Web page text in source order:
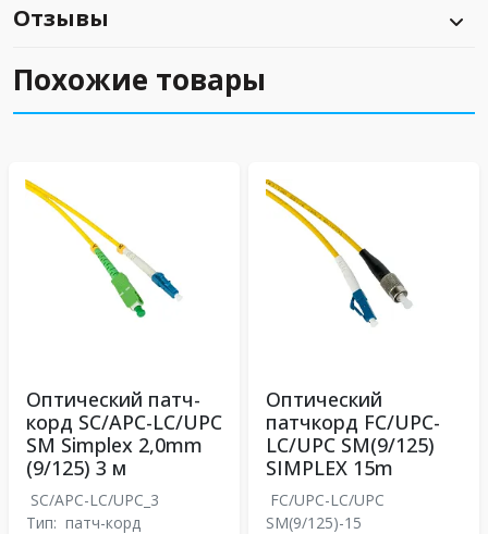
Отзывы
Похожие товары
Оптический патч-
корд SC/APC-LC/UPC
SM Simplex 2,0mm
(9/125) 3 м
SC/APC-LC/UPC_3
Тип: патч-корд
Оптический
патчкорд FC/UPC-
LC/UPC SM(9/125)
SIMPLEX 15m
FC/UPC-LC/UPC
SM(9/125)-15